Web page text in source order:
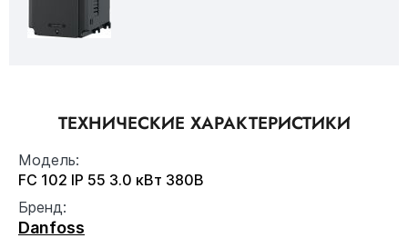
ТЕХНИЧЕСКИЕ ХАРАКТЕРИСТИКИ
Модель:
FC 102 IP 55 3.0 кВт 380В
Бренд:
Danfoss